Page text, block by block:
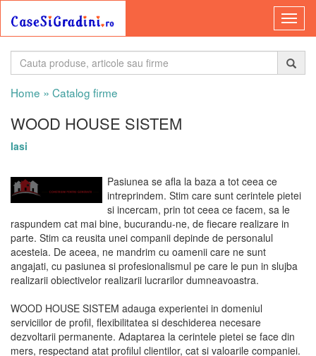
Home » Catalog firme
WOOD HOUSE SISTEM
Iasi
Pasiunea se afla la baza a tot ceea ce
intreprindem. Stim care sunt cerintele pietei
si incercam, prin tot ceea ce facem, sa le
raspundem cat mai bine, bucurandu-ne, de fiecare realizare in
parte. Stim ca reusita unei companii depinde de personalul
acesteia. De aceea, ne mandrim cu oamenii care ne sunt
angajati, cu pasiunea si profesionalismul pe care le pun in slujba
realizarii obiectivelor realizarii lucrarilor dumneavoastra.
WOOD HOUSE SISTEM adauga experientei in domeniul
serviciilor de profil, flexibilitatea si deschiderea necesare
dezvoltarii permanente. Adaptarea la cerintele pietei se face din
mers, respectand atat profilul clientilor, cat si valoarile companiei.